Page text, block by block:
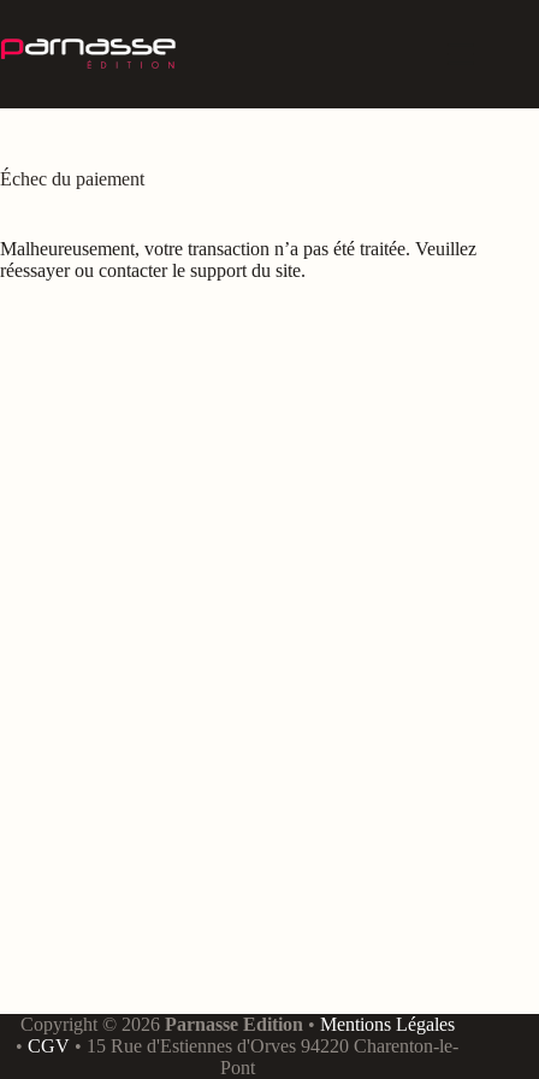
contenu
Échec du paiement
Malheureusement, votre transaction n’a pas été traitée. Veuillez
réessayer ou contacter le support du site.
Copyright © 2026 Parnasse Edition • Mentions Légales
•CGV • 15 Rue d'Estiennes d'Orves 94220 Charenton-le-
Pont